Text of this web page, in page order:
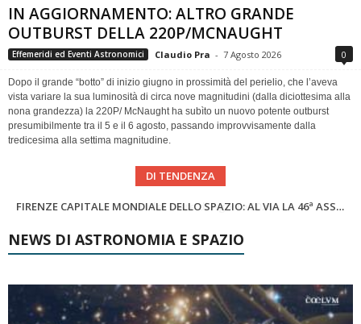
IN AGGIORNAMENTO: ALTRO GRANDE
OUTBURST DELLA 220P/MCNAUGHT
Effemeridi ed Eventi Astronomici Claudio Pra - 7 Agosto 2026 0
Dopo il grande “botto” di inizio giugno in prossimità del perielio, che l’aveva
vista variare la sua luminosità di circa nove magnitudini (dalla diciottesima alla
nona grandezza) la 220P/ McNaught ha subìto un nuovo potente outburst
presumibilmente tra il 5 e il 6 agosto, passando improvvisamente dalla
tredicesima alla settima magnitudine.
DI TENDENZA
Cielo del Mese di Agosto 2026
SUPERNOVAE aggiornamenti del mese – Agosto 2026
NEWS DI ASTRONOMIA E SPAZIO